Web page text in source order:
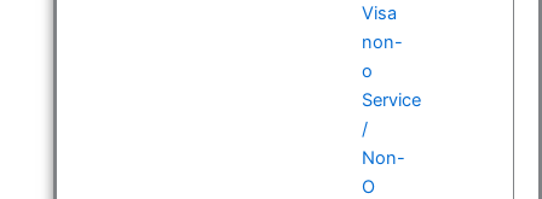
Visa
non-
o
Service
/
Non-
O